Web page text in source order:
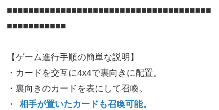
■■■■■■■■■■■■■■■■■■■■■■■■■■■■■■■■■■■■■■
■■■■■■■■■■■
【ゲーム進行手順の簡単な説明】
・カードを交互に4x4で裏向きに配置。
・裏向きのカードを表にして召喚。
・
相手が置いたカードも召喚可能。